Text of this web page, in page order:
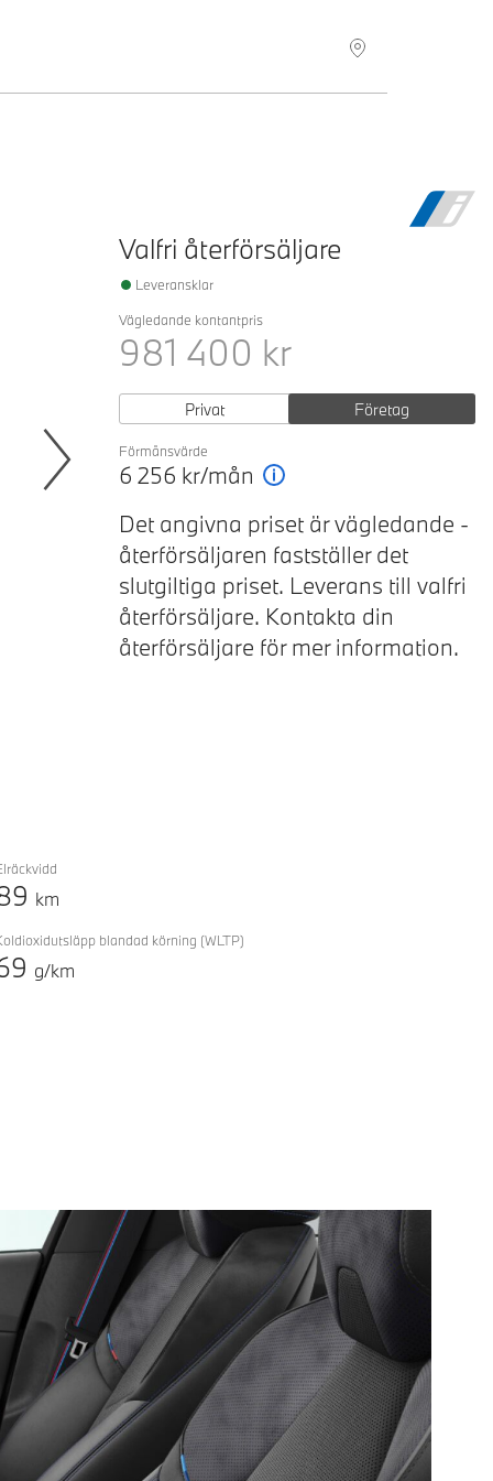
Valfri återförsäljare
Leveransklar
Vägledande kontantpris
981 400 kr
Privat Företag
Förmånsvärde
6 256 kr/mån
Det angivna priset är vägledande -
återförsäljaren fastställer det
slutgiltiga priset. Leverans till valfri
återförsäljare. Kontakta din
återförsäljare för mer information.
km
blandad körning (WLTP)
g/km